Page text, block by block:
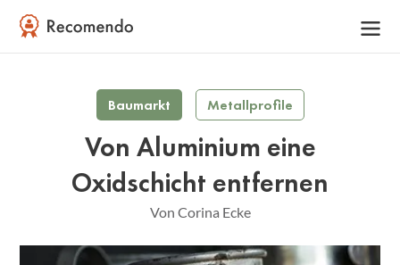
Baumarkt Metallprofile
Von Aluminium eine
Oxidschicht entfernen
Von Corina Ecke